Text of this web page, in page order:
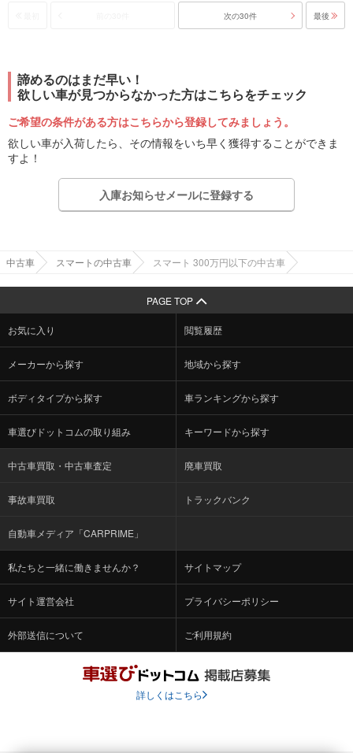
次の30件 最後
諦めるのはまだ早い！
欲しい車が見つからなかった方はこちらをチェック
ご希望の条件がある方はこちらから登録してみましょう。
欲しい車が入荷したら、その情報をいち早く獲得することができま
すよ！
入庫お知らせメールに登録する
中古車 スマートの中古車 スマート 300万円以下の中古車
PAGE TOP
お気に入り 閲覧履歴
メーカーから探す 地域から探す
ボディタイプから探す 車ランキングから探す
車選びドットコムの取り組み キーワードから探す
中古車買取・中古車査定 廃車買取
事故車買取 トラックバンク
自動車メディア「CARPRIME」
私たちと一緒に働きませんか？ サイトマップ
サイト運営会社 プライバシーポリシー
外部送信について ご利用規約
詳しくはこちら